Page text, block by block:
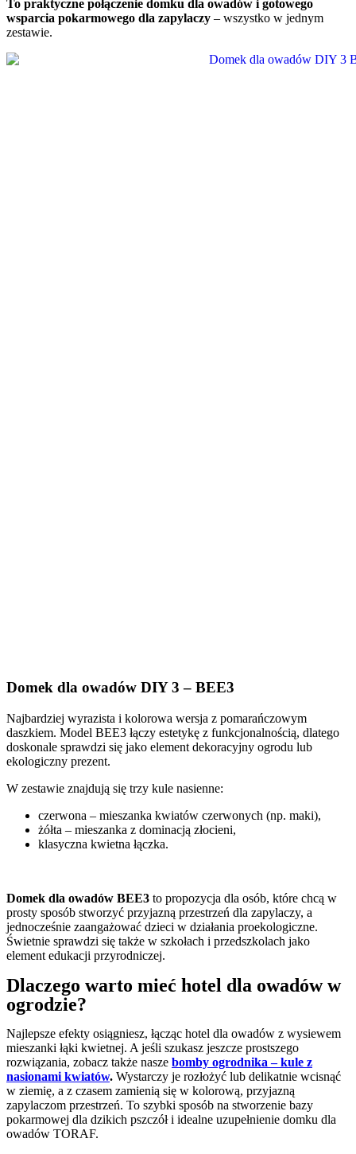
To praktyczne połączenie domku dla owadów i gotowego
wsparcia pokarmowego dla zapylaczy – wszystko w jednym
zestawie.
Domek dla owadów DIY 3 – BEE3
Najbardziej wyrazista i kolorowa wersja z pomarańczowym
daszkiem. Model BEE3 łączy estetykę z funkcjonalnością, dlatego
doskonale sprawdzi się jako element dekoracyjny ogrodu lub
ekologiczny prezent.
W zestawie znajdują się trzy kule nasienne:
czerwona – mieszanka kwiatów czerwonych (np. maki),
żółta – mieszanka z dominacją złocieni,
klasyczna kwietna łączka.
Domek dla owadów BEE3 to propozycja dla osób, które chcą w
prosty sposób stworzyć przyjazną przestrzeń dla zapylaczy, a
jednocześnie zaangażować dzieci w działania proekologiczne.
Świetnie sprawdzi się także w szkołach i przedszkolach jako
element edukacji przyrodniczej.
Dlaczego warto mieć hotel dla owadów w
ogrodzie?
Najlepsze efekty osiągniesz, łącząc hotel dla owadów z wysiewem
mieszanki łąki kwietnej. A jeśli szukasz jeszcze prostszego
rozwiązania, zobacz także nasze bomby ogrodnika – kule z
nasionami kwiatów. Wystarczy je rozłożyć lub delikatnie wcisnąć
w ziemię, a z czasem zamienią się w kolorową, przyjazną
zapylaczom przestrzeń. To szybki sposób na stworzenie bazy
pokarmowej dla dzikich pszczół i idealne uzupełnienie domku dla
owadów TORAF.